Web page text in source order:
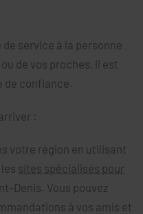
service à la personne
de vos proches, il est
de confiance.
:
votre région en utilisant
sites spécialisés pour
Denis. Vous pouvez
à vos amis et